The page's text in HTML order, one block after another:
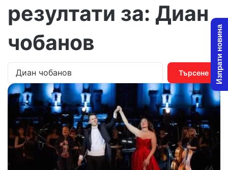
резултати за: Диан
чобанов
Т
ъ
р
с
е
н
е
з
а
:
Изпрати новина